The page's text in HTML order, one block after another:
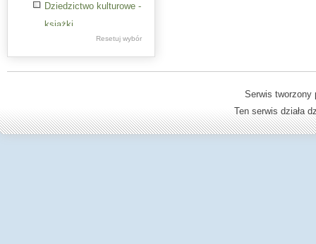
Dziedzictwo kulturowe -
książki
Resetuj wybór
Serwis
Ten serwis działa